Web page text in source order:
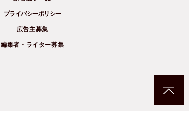
プライバシーポリシー
広告主募集
編集者・ライター募集